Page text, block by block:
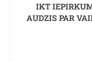
IKT
AUDZIS PAR